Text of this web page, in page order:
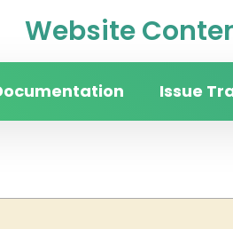
Website
Issue